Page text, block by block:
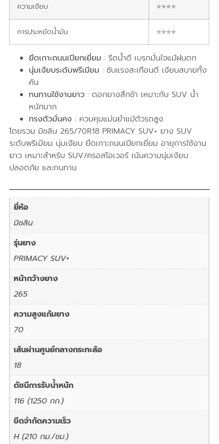
ความเงียบ ⭐⭐⭐⭐
การประหยัดน้ำมัน ⭐⭐⭐⭐
ยึดเกาะถนนเปียกเยี่ยม : รีดน้ำดี เบรกมั่นใจแม้ฝนตก
นุ่มเงียบระดับพรีเมียม : ซับแรงสะเทือนดี เงียบสบายทั้ง
คัน
ทนทานใช้งานยาว : ดอกยางสึกช้า เหมาะกับ SUV น้ำ
หนักมาก
ทรงตัวมั่นคง : ควบคุมแม่นยำแม้ตัวรถสูง
โดยรวม มิชลิน 265/70R18 PRIMACY SUV+ ยาง SUV
ระดับพรีเมียม นุ่มเงียบ ยึดเกาะถนนเปียกเยี่ยม อายุการใช้งาน
ยาว เหมาะสำหรับ SUV/ครอสโอเวอร์ เน้นความนุ่มเงียบ
ปลอดภัย และทนทาน
ยี่ห้อ
มิชลิน
รุ่นยาง
PRIMACY SUV+
หน้ากว้างยาง
265
ความสูงแก้มยาง
70
เส้นผ่านศูนย์กลางกระทะล้อ
18
ดัชนีการรับน้ำหนัก
116 (1250 กก.)
ขีดจำกัดความเร็ว
H (210 กม./ชม.)